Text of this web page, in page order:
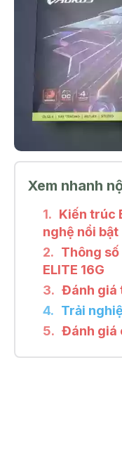
Xem nhanh
Kiến trúc
nghệ nổi bật
Thông
ELITE 16G
Đánh giá
Trải
Đánh giá